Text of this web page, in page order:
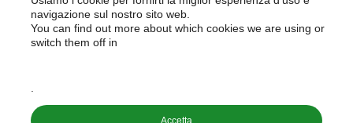
PAIDEA
navigazione sul nostro sito web.
You can find out more about which cookies we are using or
switch them off in
Accetta